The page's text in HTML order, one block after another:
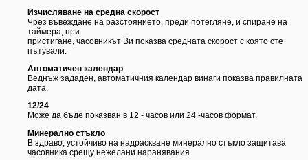
Изчисляване на средна скорост
Чрез въвеждане на разстоянието, преди потегляне, и спиране на
таймера, при
пристигане, часовникът Ви показва средната скорост с която сте
пътували.
Автоматичен календар
Веднъж зададен, автоматичния календар винаги показва правилната
дата.
12/24
Може да бъде показван в 12 - часов или 24 -часов формат.
Минерално стъкло
В здраво, устойчиво на надраскване минерално стъкло защитава
часовника срещу нежелани наранявания.